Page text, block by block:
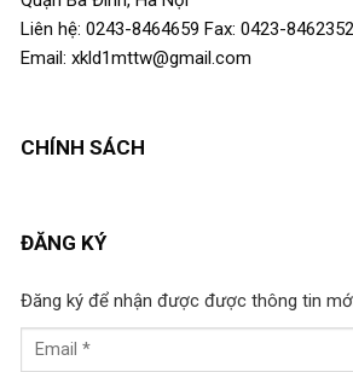
Liên hệ: 0243-8464659 Fax: 0423-8462352
Email: xkld1mttw@gmail.com
CHÍNH SÁCH
ĐĂNG KÝ
Đăng ký để nhận được được thông tin